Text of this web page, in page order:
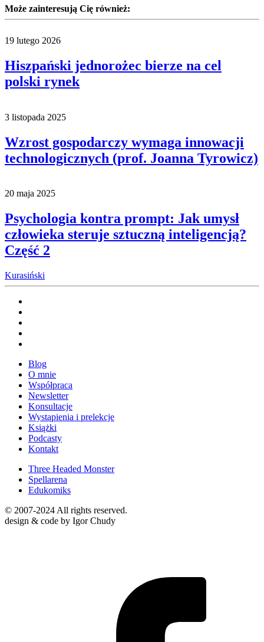
Może zainteresują Cię również:
19 lutego 2026
Hiszpański jednorożec bierze na cel
polski rynek
3 listopada 2025
Wzrost gospodarczy wymaga innowacji
technologicznych (prof. Joanna Tyrowicz)
20 maja 2025
Psychologia kontra prompt: Jak umysł
człowieka steruje sztuczną inteligencją?
Część 2
Kurasiński
Blog
O mnie
Współpraca
Newsletter
Konsultacje
Wystąpienia i prelekcje
Książki
Podcasty
Kontakt
Three Headed Monster
Spellarena
Edukomiks
© 2007-2024 All rights reserved.
design & code by Igor Chudy